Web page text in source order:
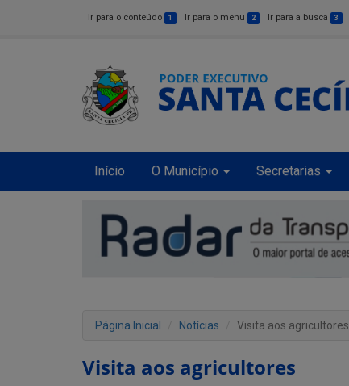
Ir para o conteúdo 1 Ir para o menu 2 Ir para a busca 3
Início O Município Secretarias
Página Inicial Notícias Visita aos agricultores
Visita aos agricultores